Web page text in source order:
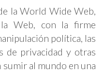
la World Wide Web,
Web, con la firme
política, las
de privacidad y otras
sumir al mundo en una